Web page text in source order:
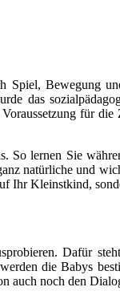
Spiel, Bewegung
das
für die
So lernen Sie
natürliche und
Ihr Kleinstkind,
Dafür
die Babys
auch noch den